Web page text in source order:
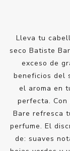
Lleva tu
seco Batiste
exceso de
beneficios del
el aroma en
perfecta.
Bare refresca
perfume. El
de: suaves